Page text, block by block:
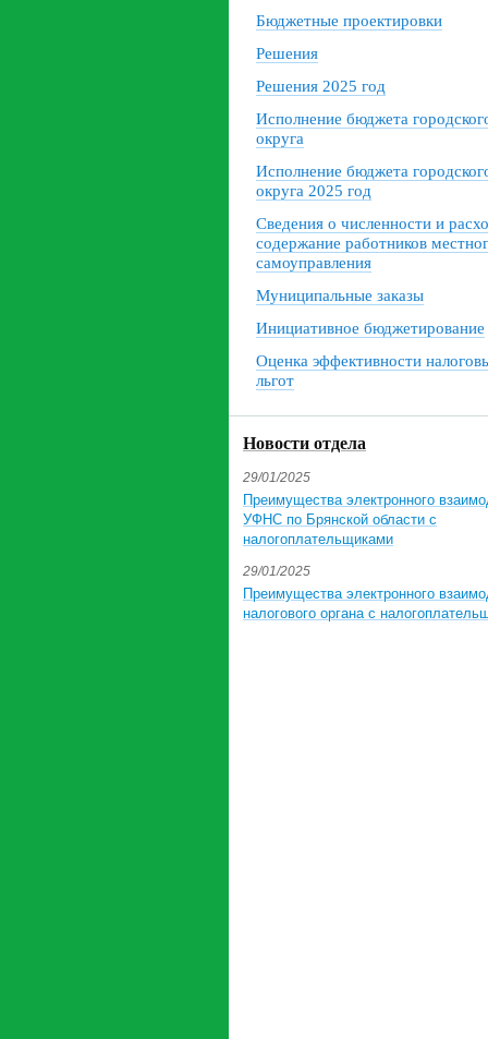
Бюджетные проектировки
Решения
Решения 2025 год
Исполнение бюджета
округа
Исполнение бюджета
округа 2025 год
Сведения о численности и
содержание работников
самоуправления
Муниципальные заказы
Инициативное бюджетирование
Оценка эффективности
льгот
Новости отдела
29/01/2025
Преимущества электронного
УФНС по Брянской области с
налогоплательщиками
29/01/2025
Преимущества электронного
налогового органа с